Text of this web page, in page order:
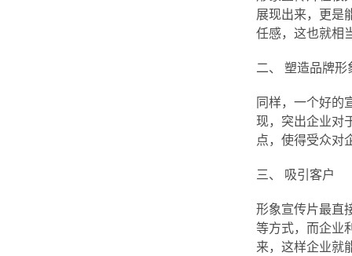
展现出来，更是
任感，这也就相
二、 塑造品牌形
同样，一个好的
现，突出企业对
点，使得受众对
三、 吸引客户
形象宣传片最直
等方式，而企业
来，这样企业就